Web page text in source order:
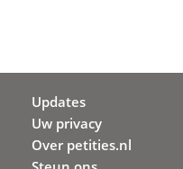
Updates
Uw privacy
Over petities.nl